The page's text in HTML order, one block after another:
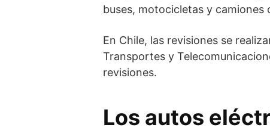
buses, motocicletas y camiones
En Chile, las revisiones se
Transportes y
revisiones.
Los autos